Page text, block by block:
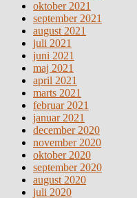
oktober 2021
september 2021
august 2021
juli 2021
juni 2021
maj 2021
april 2021
marts 2021
februar 2021
januar 2021
december 2020
november 2020
oktober 2020
september 2020
august 2020
juli 2020